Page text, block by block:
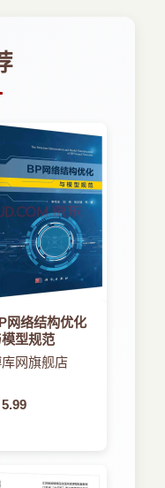
网络结构优化
型规范
网旗舰店
5.99